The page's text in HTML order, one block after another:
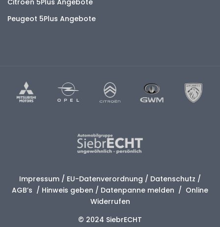
Citroën 5Plus Angebote
Peugeot 5Plus Angebote
Impressum / EU-Datenverordnung / Datenschutz /
AGB’s / Hinweis geben / Datenpanne melden / Online
Widerrufen
© 2024 SiebrECHT